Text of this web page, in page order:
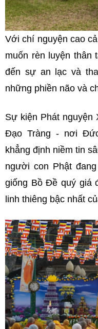
Với chí nguyện cao
muốn rèn luyện thân
đến sự an lạc và
những phiền não và
Sự kiện Phát nguyện
Đạo Tràng - nơi
khẳng định niềm tin
người con Phật
giống Bồ Đề quý giá
linh thiêng bậc nhất